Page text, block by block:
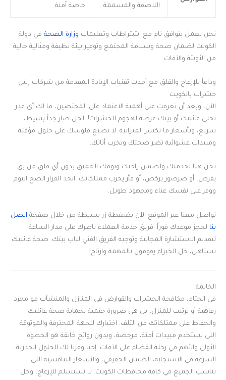
اللاصقة والمسممة
خاصة آمنة
نحن نعمل بتوافق تام مع اشتراطات وتعليمات وزارة الصحة في دولة
الكويت لضمان صحة وسلامة المجتمع وتوفير بيئة نظيفة ومثالية خالية
من الأوبئة والآفات.
وداعاً للإزعاج والقلق مع أحدث تقنيات الإبادة المقدمة من شركات رش
حشرات بالكويت
الآن، وبعد أن تعرفت على أهمية الاعتماد على المختصين، ما لك أي عذر
تخلي عائلتك أو بيتك عرضة لهجوم الحشرات! الحل صار جداً بسيط،
سريع، وبأسعار ما تكسر الميزانية. لا تضيع فلوسك على حلول مؤقتة
ومبيدات عشوائية تضر صحتك وتخرب أثاثك.
نحن هنا لخدمتك ولضمان راحتك ونومك العميق بدون أي قلق من بق
يقرص، أو صرصور يركض، أو فأر يخرب ممتلكاتك. اتخذ القرار الصح اليوم
ووفر على نفسك عناء ومجهود طويل.
تواصل معنا عبر الموقع الآن بضغطة زر بسيطة من خلال صفحة اتصل
بنا لحجز موعدك فوراً. فريق خدمة العملاء ناطرك على مدار الساعة
لتقديم الاستشارة المجانية وتوجيه الفريق الفني لباب بيتك. صحة عائلتك
تستاهل، خل الخبراء يقومون بالمهمة وارتاح!
الخاتمة
في الختام، مكافحة الحشرات والقوارض في المنازل والمنشآت مو مجرد
رفاهية أو ترتيب للمنزل، بل هي ضرورة حتمية لحماية صحة عائلتك
والحفاظ على ممتلكاتك من التلف. اختيارك للجهة المحترفة والموثوقة
اللي تستخدم مبيدات آمنة، مرخصة، وبدون روائح خانقة هو الخطوة
الأولى والأهم في رحلة القضاء على الآفات. إحنا وفرنا لك الحلول الجذرية،
السرعة في الاستجابة، الضمان الحقيقي، والأسعار التنافسية اللي
تناسب الجميع في كافة محافظات الكويت. لا تستسلم للإزعاج، وخل